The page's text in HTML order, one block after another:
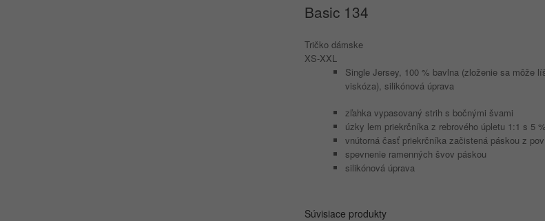
Basic 134
Tričko dámske
XS-XXL
Single Jersey, 100 % bavlna (zloženie sa môže
viskóza), silikónová úprava
zľahka vypasovaný strih s bočnými švami
úzky lem priekrčníka z rebrového úpletu 1:1 s 5
vnútorná časť priekrčníka začistená páskou z
spevnenie ramenných švov páskou
silikónová úprava
Súvisiace produkty